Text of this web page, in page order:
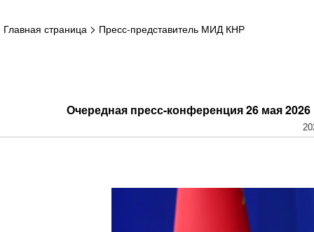
Главная страница > Пресс-представитель МИД КНР
Очередная пресс-конференция 26 мая